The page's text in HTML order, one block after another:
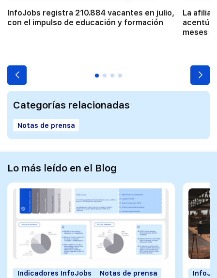
InfoJobs registra 210.884 vacantes en julio,
con el impulso de educación y formación
La
acentúa
meses
Categorías relacionadas
Notas de prensa
Lo más leído en el Blog
Indicadores InfoJobs Notas de prensa